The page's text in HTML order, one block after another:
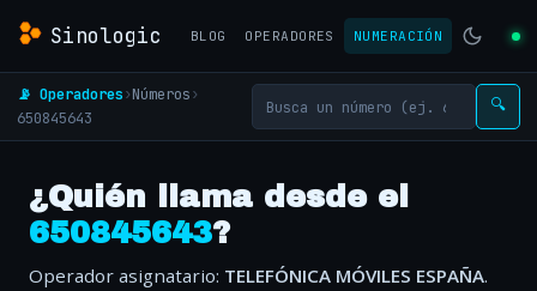
Sinologic BLOG OPERADORES NUMERACIÓN
📡 Operadores›Números›
650845643
🔍
¿Quién llama desde el
650845643?
Operador asignatario: TELEFÓNICA MÓVILES ESPAÑA.